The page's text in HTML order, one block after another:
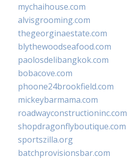
mychaihouse.com
alvisgrooming.com
thegeorginaestate.com
blythewoodseafood.com
paolosdelibangkok.com
bobacove.com
phoone24brookfield.com
mickeybarmama.com
roadwayconstructioninc.com
shopdragonflyboutique.com
sportszilla.org
batchprovisionsbar.com